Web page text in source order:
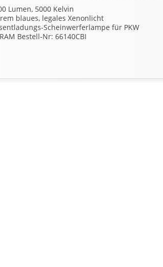
Lumen, 5000 Kelvin
blaues, legales Xenonlicht
Scheinwerferlampe für PKW
Bestell-Nr: 66140CBI